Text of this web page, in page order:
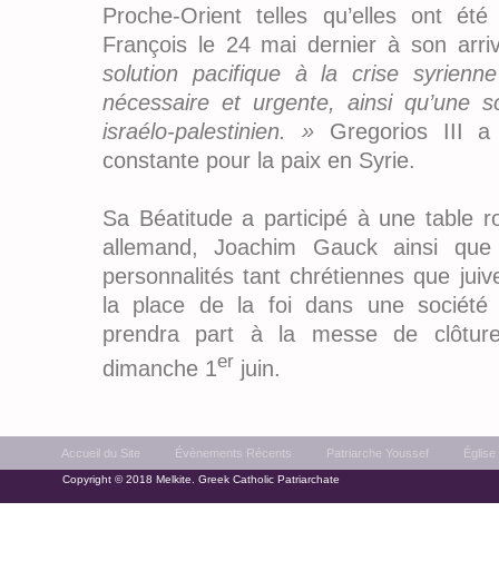
Proche-Orient telles qu’elles ont
François le 24 mai dernier à son
solution pacifique à la crise
nécessaire et urgente, ainsi qu’une
israélo-palestinien. »Gregorios III a
constante pour la paix en Syrie.
Sa Béatitude a participé à une table
allemand, Joachim Gauck ainsi
personnalités tant chrétiennes que
la place de la foi dans une société
prendra part à la messe de
dimanche 1er juin.
Accueil du Site Évènements Récents Patriarche Youssef
Copyright © 2018 Melkite. Greek Catholic Patriarchate